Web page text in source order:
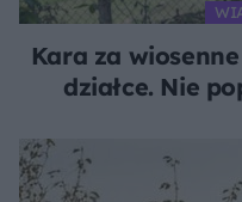
Kara za
działce. Nie